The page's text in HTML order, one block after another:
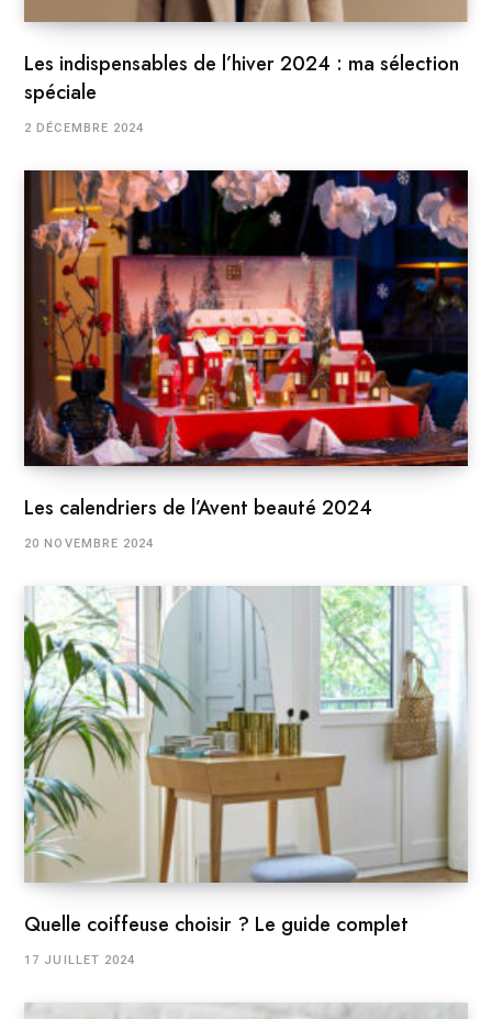
Les indispensables de l’hiver 2024 : ma sélection
spéciale
2 DÉCEMBRE 2024
Les calendriers de l’Avent beauté 2024
20 NOVEMBRE 2024
Quelle coiffeuse choisir ? Le guide complet
17 JUILLET 2024